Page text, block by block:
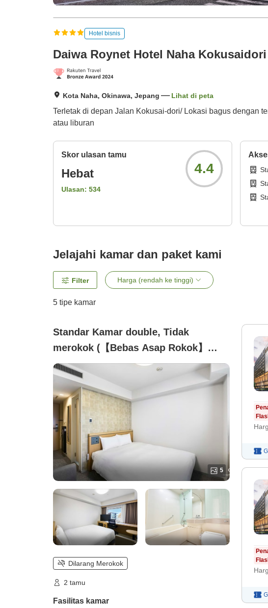
Hotel bisnis
Daiwa Roynet Hotel Naha Kokusaidori
Kota Naha, Okinawa, Jepang Lihat di peta
Terletak di depan Jalan Kokusai-dori/ Lokasi bagus dengan
atau liburan
Skor ulasan tamu
Hebat
Ulasan: 534
4.4
Jelajahi kamar dan paket kami
Filter Harga (rendah ke tinggi)
5 tipe kamar
Standar Kamar double, Tidak
merokok (【Bebas Asap Rokok】
Standard Double untuk 2 Orang 18,2
m²)
5
Dilarang Merokok
2 tamu
Fasilitas kamar